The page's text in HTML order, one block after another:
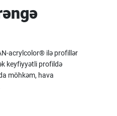
acrylcolor® ilə profillər
keyfiyyətli profildə
möhkəm, hava